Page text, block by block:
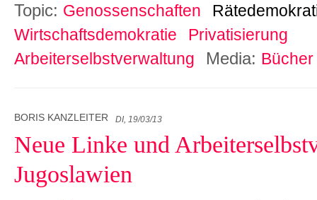
Topic: Genossenschaften
Wirtschaftsdemokratie
Privatisierung
Arbeiterselbstverwaltung
Media: Bücher
BORIS KANZLEITER DI, 19/03/13
Neue Linke und
Jugoslawien